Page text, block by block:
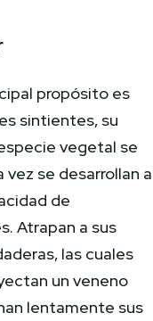
propósito es
sintientes, su
vegetal se
vez se desarrollan a
de
Atrapan a sus
las cuales
un veneno
lentamente sus